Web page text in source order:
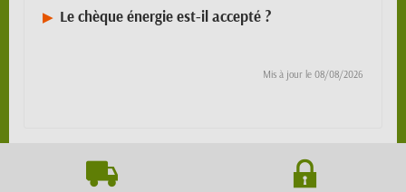
Le chèque énergie est-il accepté ?
Mis à jour le 08/08/2026